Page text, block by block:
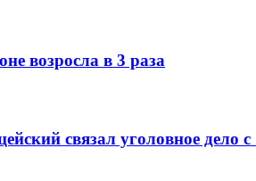
возросла в 3 раза
связал уголовное дело